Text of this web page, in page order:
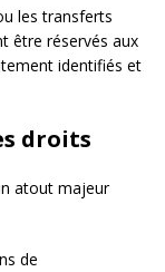
les transferts
être réservés aux
identifiés et
droits
atout majeur
de